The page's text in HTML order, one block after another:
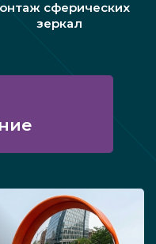
сферических
зеркал